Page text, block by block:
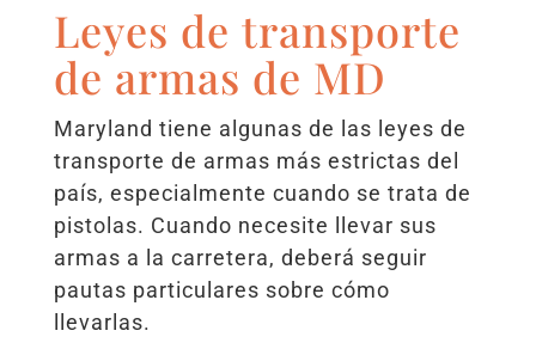
Leyes de transporte
de armas de MD
Maryland tiene algunas de las leyes de
transporte de armas más estrictas del
país, especialmente cuando se trata de
pistolas. Cuando necesite llevar sus
armas a la carretera, deberá seguir
pautas particulares sobre cómo
llevarlas.